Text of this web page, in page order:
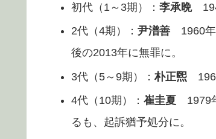
初代（1～3期）： 李承晩
2代（4期）： 尹潽善1960年
後の2013年に無罪に。
3代（5～9期）：朴正煕
4代（10期）： 崔圭夏 1979
るも、起訴猶予処分に。